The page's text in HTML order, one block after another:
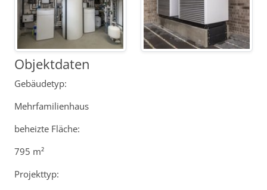
Objektdaten
Gebäudetyp:
Mehrfamilienhaus
beheizte Fläche:
795 m²
Projekttyp: